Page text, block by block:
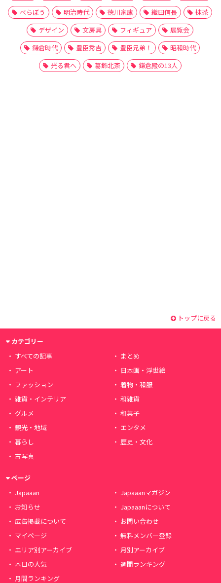
べらぼう
明治時代 徳川家康 織田信長
抹茶
デザイン
文房具 フィギュア
展覧会
鎌倉時代
豊臣秀吉 豊臣兄弟！
昭和時代
光る君へ
葛飾北斎 鎌倉殿の13人
トップに戻る
カテゴリー
すべての記事
まとめ
アート
日本画・浮世絵
ファッション
着物・和服
雑貨・インテリア
和雑貨
グルメ
和菓子
観光・地域
エンタメ
暮らし
歴史・文化
古写真
ページ
Japaaan
Japaaanマガジン
お知らせ
Japaaanについて
広告掲載について
お問い合わせ
マイページ
無料メンバー登録
エリア別アーカイブ
月別アーカイブ
本日の人気
週間ランキング
月間ランキング